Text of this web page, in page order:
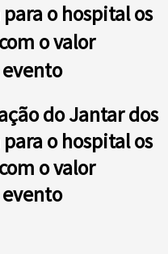
o hospital os
o valor
do Jantar dos
o hospital os
o valor